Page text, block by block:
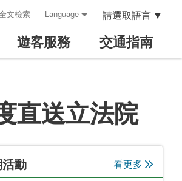
文檢索 Language 請選取語言 ▼
遊客服務 交通指南
直送立法院
動 看更多